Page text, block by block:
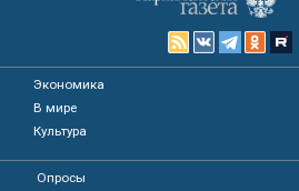
Экономика
В мире
Культура
Опросы